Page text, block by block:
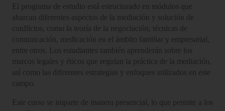
El programa de estudio está estructurado en módulos que
abarcan diferentes aspectos de la mediación y solución de
conflictos, como la teoría de la negociación, técnicas de
comunicación, medicación en el ámbito familiar y empresarial,
entre otros. Los estudiantes también aprenderán sobre los
marcos legales y éticos que regulan la práctica de la mediación,
así como las diferentes estrategias y enfoques utilizados en este
campo.
Este curso se imparte de manera presencial, lo que permite a los